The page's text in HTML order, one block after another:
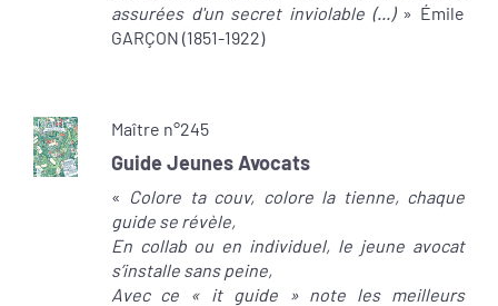
assurées d'un secret inviolable (...)» Émile
GARÇON (1851-1922)
Maître n°245
Guide Jeunes Avocats
« Colore ta couv, colore la tienne, chaque
guide se révèle,
En collab ou en individuel, le jeune avocat
s’installe sans peine,
Avec ce « it guide » note les meilleurs